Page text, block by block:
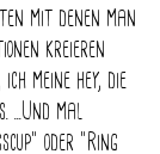
mit denen man
kreieren
meine hey, die
...Und mal
oder "Ring